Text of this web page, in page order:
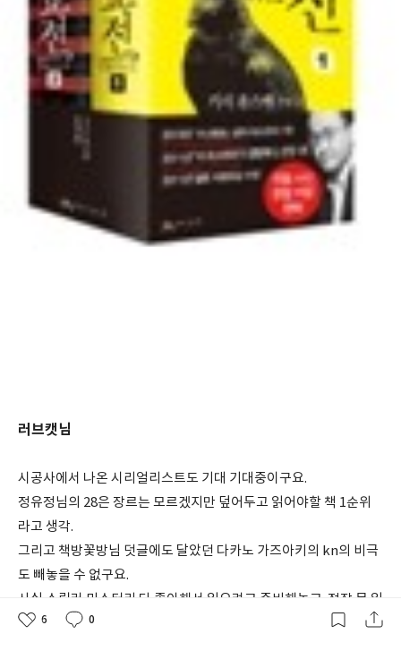
러브캣님
시공사에서 나온 시리얼리스트도 기대 기대중이구요.
정유정님의 28은 장르는 모르겠지만 덮어두고 읽어야할 책 1순위
라고 생각.
그리고 책방꽃방님 덧글에도 달았던 다카노 가즈아키의 kn의 비극
도 빼놓을 수 없구요.
사실 스릴러 미스터리 다 좋아해서 읽으려고 준비해놓고..정작 못 읽
고 여름 보낼까봐 걱정입니다. ^^ ㅎㅎㅎ 기대기대됩니다.ㅎㅎ
좋
6
댓
0
작